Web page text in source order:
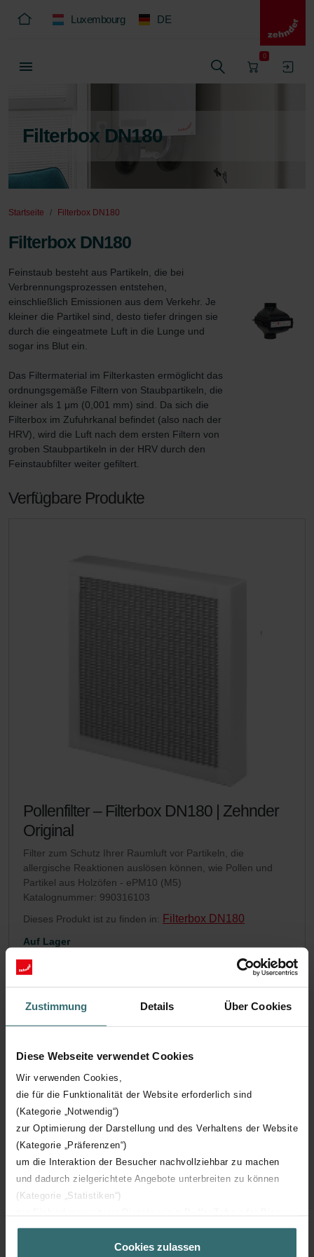
Zustimmung Details Über Cookies
Diese Webseite verwendet Cookies
Wir verwenden Cookies,
die für die Funktionalität der Website erforderlich sind
(Kategorie „Notwendig“)
zur Optimierung der Darstellung und des Verhaltens der Website
(Kategorie „Präferenzen“)
um die Interaktion der Besucher nachvollziehbar zu machen
und dadurch zielgerichtete Angebote unterbreiten zu können
(Kategorie „Statistiken“)
(Kategorie „Marketing“)
Über „Details zeigen“ bzw. die Datenschutzerklärung erhalten
Cookies zulassen
Luxembourg DE
0
Filterbox DN180
Startseite Filterbox DN180
Filterbox DN180
Feinstaub besteht aus Partikeln, die bei
Verbrennungsprozessen entstehen,
einschließlich Emissionen aus dem Verkehr. Je
kleiner die Partikel sind, desto tiefer dringen sie
durch die eingeatmete Luft in die Lunge und
sogar ins Blut ein.
Das Filtermaterial im Filterkasten ermöglicht das
ordnungsgemäße Filtern von Staubpartikeln, die
kleiner als 1 μm (0,001 mm) sind. Da sich die
Filterbox im Zufuhrkanal befindet (also nach der
HRV), wird die Luft nach dem ersten Filtern von
groben Staubpartikeln in der HRV durch den
Feinstaubfilter weiter gefiltert.
Verfügbare Produkte
Pollenfilter – Filterbox DN180 | Zehnder
Original
Filter zum Schutz Ihrer Raumluft vor Partikeln, die
allergische Reaktionen auslösen können, wie Pollen und
Partikel aus Holzöfen - ePM10 (M5)
Katalognummer: 990316103
Dieses Produkt ist zu finden in: Filterbox DN180
Auf Lager
Die Lieferung erfolgt in der Regel innerhalb von 2-5 Arbeitstagen
EUR
exkl. Versandgebühren
Holen Sie sich Ihr Produkt mit einem 15%
Rabatt
Abonnieren Sie und bestellen Sie automatisch und
regelmäßig nach! (Angebot exklusiv für Privatkunden)
90.18 106.10
exkl. Versandgebühren